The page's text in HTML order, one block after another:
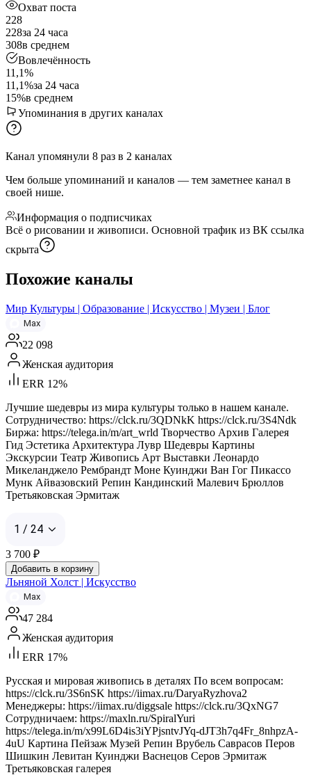
Охват поста
228
228за 24 часа
308в среднем
Вовлечённость
11,1%
11,1%за 24 часа
15%в среднем
Упоминания в других каналах
Канал упомянули 8 раз в 2 каналах
Чем больше упоминаний и каналов — тем заметнее канал в
своей нише.
Информация о подписчиках
Всё о рисовании и живописи. Основной трафик из ВК ссылка
скрыта
Похожие каналы
Мир Культуры | Образование | Искусство | Музеи | Блог
Max
22 098
Женская аудитория
ERR 12%
Лучшие шедевры из мира культуры только в нашем канале.
Сотрудничество: https://clck.ru/3QDNkK https://clck.ru/3S4Ndk
Биржа: https://telega.in/m/art_wrld Творчество Архив Галерея
Гид Эстетика Архитектура Лувр Шедевры Картины
Экскурсии Театр Живопись Арт Выставки Леонардо
Микеланджело Рембрандт Моне Куинджи Ван Гог Пикассо
Мунк Айвазовский Репин Кандинский Малевич Брюллов
Третьяковская Эрмитаж
1 / 24
3 700 ₽
Добавить в корзину
Льняной Холст | Искусство
Max
47 284
Женская аудитория
ERR 17%
Русская и мировая живопись в деталях По всем вопросам:
https://clck.ru/3S6nSK https://iimax.ru/DaryaRyzhova2
Менеджеры: https://iimax.ru/diggsale https://clck.ru/3QxNG7
Сотрудничаем: https://maxln.ru/SpiralYuri
https://telega.in/m/x99L6D4is3iYPjsntvJYq-dJT3h7q4Fr_8nhpzA-
4uU Картина Пейзаж Музей Репин Врубель Саврасов Перов
Шишкин Левитан Куинджи Васнецов Серов Эрмитаж
Третьяковская галерея